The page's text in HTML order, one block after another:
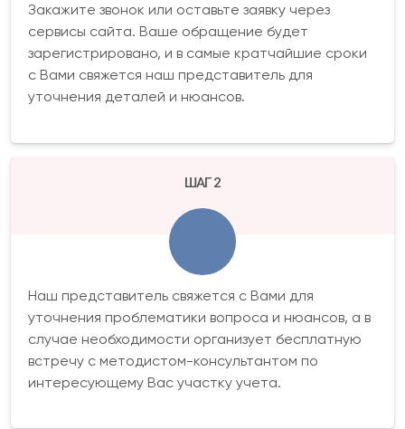
Закажите звонок или оставьте заявку через
сервисы сайта. Ваше обращение будет
зарегистрировано, и в самые кратчайшие сроки
с Вами свяжется наш представитель для
уточнения деталей и нюансов.
ШАГ 2
Наш представитель свяжется с Вами для
уточнения проблематики вопроса и нюансов, а в
случае необходимости организует бесплатную
встречу с методистом-консультантом по
интересующему Вас участку учета.